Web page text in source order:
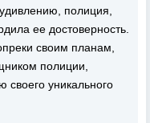
полиция,
ее достоверность.
своим планам,
полиции,
уникального